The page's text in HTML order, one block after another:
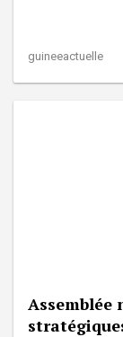
guineeactuelle
Assemblée